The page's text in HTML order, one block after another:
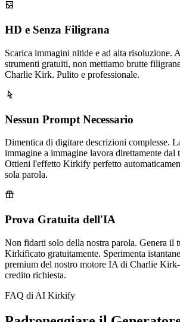
HD e Senza Filigrana
Scarica immagini nitide e ad alta risoluzione.
strumenti gratuiti, non mettiamo brutte
Charlie Kirk. Pulito e professionale.
Nessun Prompt Necessario
Dimentica di digitare descrizioni complesse.
immagine a immagine lavora direttamente dal
Ottieni l'effetto Kirkify perfetto
sola parola.
Prova Gratuita dell'IA
Non fidarti solo della nostra parola. Genera il
Kirkificato gratuitamente. Sperimenta
premium del nostro motore IA di Charlie
credito richiesta.
FAQ di AI Kirkify